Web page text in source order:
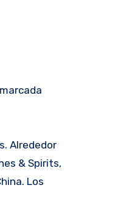
Alrededor
& Spirits,
Los